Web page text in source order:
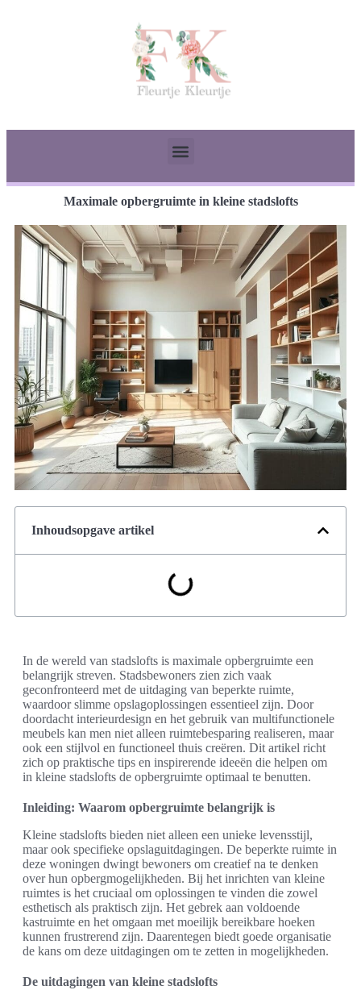
Maximale opbergruimte in kleine stadslofts
Inhoudsopgave artikel
In de wereld van stadslofts is maximale opbergruimte een
belangrijk streven. Stadsbewoners zien zich vaak
geconfronteerd met de uitdaging van beperkte ruimte,
waardoor slimme opslagoplossingen essentieel zijn. Door
doordacht interieurdesign en het gebruik van multifunctionele
meubels kan men niet alleen ruimtebesparing realiseren, maar
ook een stijlvol en functioneel thuis creëren. Dit artikel richt
zich op praktische tips en inspirerende ideeën die helpen om
in kleine stadslofts de opbergruimte optimaal te benutten.
Inleiding: Waarom opbergruimte belangrijk is
Kleine stadslofts bieden niet alleen een unieke levensstijl,
maar ook specifieke opslaguitdagingen. De beperkte ruimte in
deze woningen dwingt bewoners om creatief na te denken
over hun opbergmogelijkheden. Bij het inrichten van kleine
ruimtes is het cruciaal om oplossingen te vinden die zowel
esthetisch als praktisch zijn. Het gebrek aan voldoende
kastruimte en het omgaan met moeilijk bereikbare hoeken
kunnen frustrerend zijn. Daarentegen biedt goede organisatie
de kans om deze uitdagingen om te zetten in mogelijkheden.
De uitdagingen van kleine stadslofts